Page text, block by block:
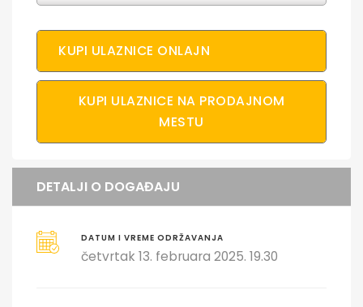
KUPI ULAZNICE ONLAJN
KUPI ULAZNICE NA PRODAJNOM
MESTU
DETALJI O DOGAĐAJU
DATUM I VREME ODRŽAVANJA
četvrtak 13. februara 2025. 19.30